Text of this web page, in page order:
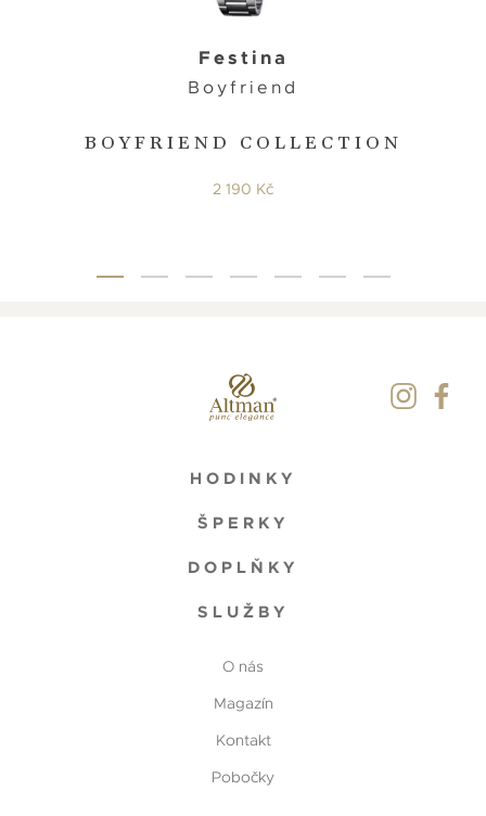
BOYFRIEND COLLECTION
Festina
Boyfriend
2 190 Kč
HODINKY
ŠPERKY
DOPLŇKY
SLUŽBY
O nás
Magazín
Kontakt
Pobočky